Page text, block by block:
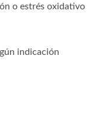
o estrés oxidativo
indicación